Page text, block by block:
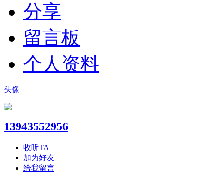
分享
留言板
个人资料
头像
13943552956
收听TA
加为好友
给我留言